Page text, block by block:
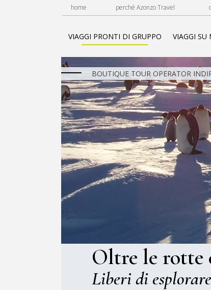
home perché Azonzo Travel
VIAGGI PRONTI DI GRUPPO VIAGGI SU
BOUTIQUE TOUR OPERATOR
Oltre le rotte
Liberi di